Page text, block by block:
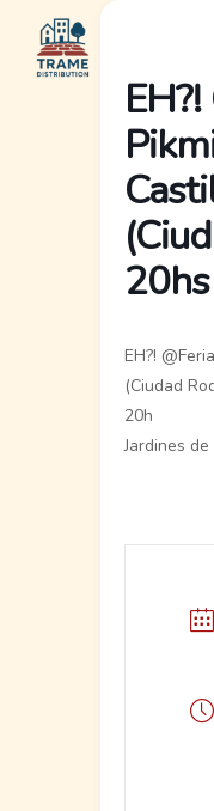
contenido
20hs
EH?!
(Ciudad
20h
Jardines